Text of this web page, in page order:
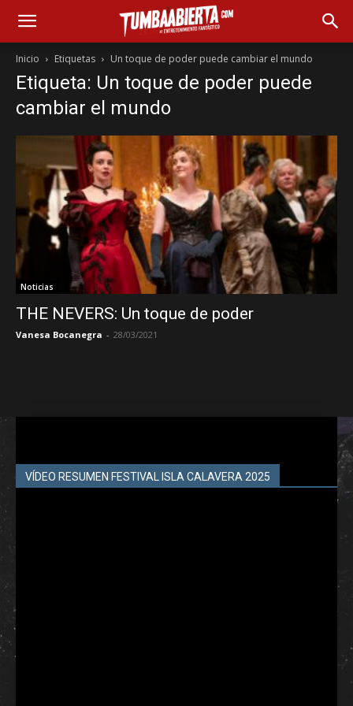
Inicio Etiquetas Un toque de poder puede cambiar el mundo
Etiqueta: Un toque de poder puede
cambiar el mundo
Noticias
THE NEVERS: Un toque de poder
Vanesa Bocanegra - 28/03/2021
VÍDEO RESUMEN FESTIVAL ISLA CALAVERA 2025